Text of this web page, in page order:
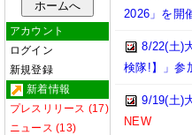
アカウント
ログイン
新規登録
新着情報
プレスリリース (17)
ニュース (13)
2026」を開
8/22(土)
検隊!】」参
9/19(土)
NEW